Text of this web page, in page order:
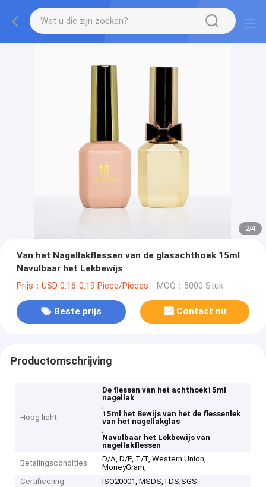
2/4
Van het Nagellakflessen van de glasachthoek 15ml
Navulbaar het Lekbewijs
Prijs：USD 0.16-0.19 Piece/Pieces MOQ：5000 Stuk
Beste prijs Contact nu
Productomschrijving
Hoog licht
De flessen van het achthoek15ml
nagellak
,
15ml het Bewijs van het de flessenlek
van het nagellakglas
,
Navulbaar het Lekbewijs van
nagellakflessen
Betalingscondities
D/A, D/P, T/T, Western Union,
MoneyGram,
Certificering
ISO20001, MSDS,TDS,SGS